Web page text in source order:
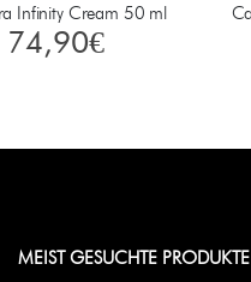
Infinity Cream 50 ml
74,90€
MEIST GESUCHTE PRODUKTE